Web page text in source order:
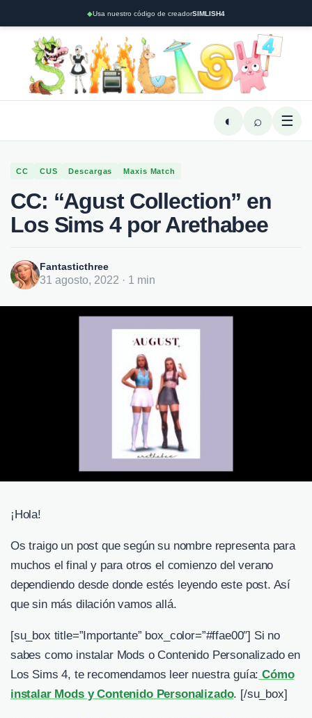
◆Usa nuestro código de creadorSIMLISH4
◐ ⌕ ☰
CC CUS Descargas Maxis Match
CC: “Agust Collection” en
Los Sims 4 por Arethabee
Fantasticthree
31 agosto, 2022 · 1 min
¡Hola!
Os traigo un post que según su nombre representa para
muchos el final y para otros el comienzo del verano
dependiendo desde donde estés leyendo este post. Así
que sin más dilación vamos allá.
[su_box title=”Importante” box_color=”#ffae00″] Si no
sabes como instalar Mods o Contenido Personalizado en
Los Sims 4, te recomendamos leer nuestra guía: Cómo
instalar Mods y Contenido Personalizado. [/su_box]